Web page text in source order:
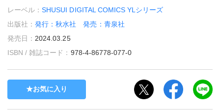
レーベル：SHUSUI DIGITAL COMICS YLシリーズ
出版社：発行：秋水社 発売：青泉社
発売日： 2024.03.25
ISBN / 雑誌コード： 978-4-86778-077-0
お気に入り